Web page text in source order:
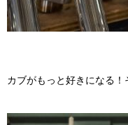
カブがもっと好きになる！